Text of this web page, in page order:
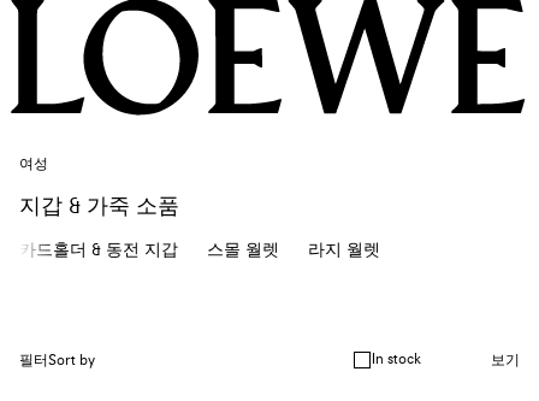
여성
지갑 & 가죽 소품
카드홀더 & 동전 지갑 스몰 월렛 라지 월렛
필터Sort by In stock 보기